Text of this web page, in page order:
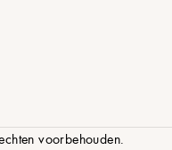
voorbehouden.